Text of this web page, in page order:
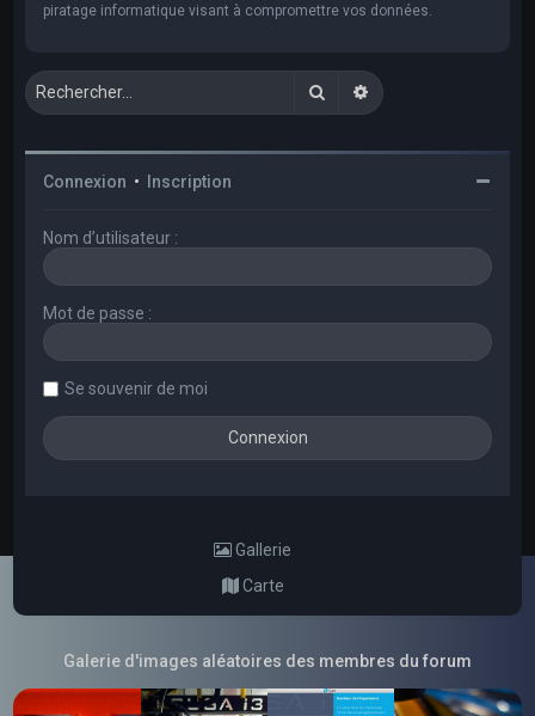
piratage informatique visant à compromettre vos données.
RechercherRecherche avancée
Connexion • Inscription
Nom d’utilisateur :
Mot de passe :
Se souvenir de moi
Gallerie
Carte
Galerie d'images aléatoires des membres du forum